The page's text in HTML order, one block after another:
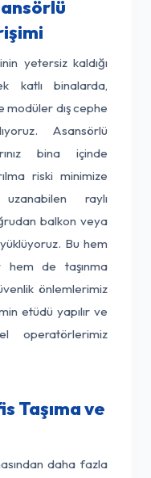
yetersiz kaldığı
katlı binalarda,
modüler dış cephe
Asansörlü
bina içinde
riski minimize
raylı
balkon veya
Bu hem
hem de taşınma
önlemlerimiz
etüdü yapılır ve
operatörlerimiz
Taşıma ve
daha fazla